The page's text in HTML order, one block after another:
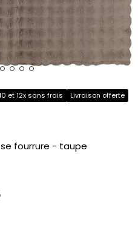
et 12x sans frais Livraison offerte
fourrure - taupe